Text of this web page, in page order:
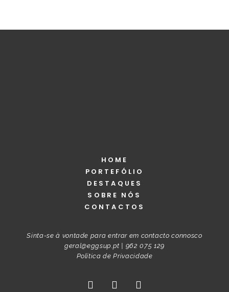
HOME
PORTEFÓLIO
DESTAQUES
SOBRE NÓS
CONTACTOS
Sinta-se à vontade para entrar em contacto connosco
geral@eggsup.pt
962 075 129
Política de Privacidade